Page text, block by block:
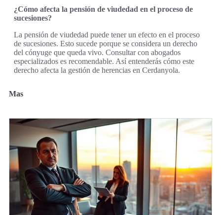
¿Cómo afecta la pensión de viudedad en el proceso de
sucesiones?
La pensión de viudedad puede tener un efecto en el proceso
de sucesiones. Esto sucede porque se considera un derecho
del cónyuge que queda vivo. Consultar con abogados
especializados es recomendable. Así entenderás cómo este
derecho afecta la gestión de herencias en Cerdanyola.
Mas